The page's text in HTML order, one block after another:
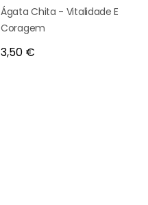
Ágata Chita - Vitalidade E
Coragem
Preço
3,50 €